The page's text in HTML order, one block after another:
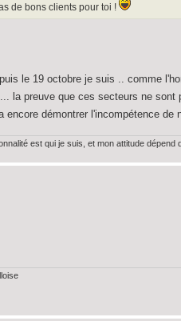
de bons clients pour toi !
le 19 octobre je suis .. comme
la preuve que ces secteurs ne sont
encore démontrer l'incompétence de
est qui je suis, et mon attitude dépend